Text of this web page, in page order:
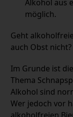
Alkohol aus
möglich.
Geht
auch Obst nicht?
Im Grunde ist
Thema
Alkohol sind
Wer jedoch vor